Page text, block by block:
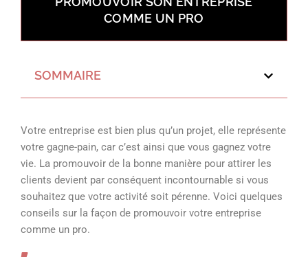
COMME UN PRO
SOMMAIRE
Votre entreprise est bien plus qu’un projet, elle représente
votre gagne-pain, car c’est ainsi que vous gagnez votre
vie. La promouvoir de la bonne manière pour attirer les
clients devient par conséquent incontournable si vous
souhaitez que votre activité soit pérenne. Voici quelques
conseils sur la façon de promouvoir votre entreprise
comme un pro.